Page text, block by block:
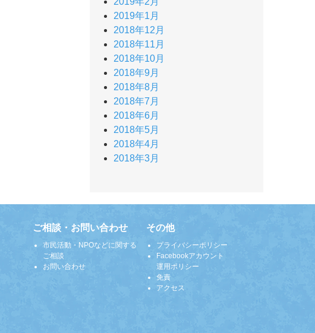
2019年1月
2018年12月
2018年11月
2018年10月
2018年9月
2018年8月
2018年7月
2018年6月
2018年5月
2018年4月
2018年3月
ご相談・お問い合わせ
市民活動・NPOなどに関する
ご相談
お問い合わせ
その他
プライバシーポリシー
Facebookアカウント
運用ポリシー
免責
アクセス